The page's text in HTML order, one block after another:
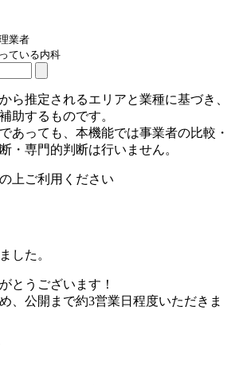
業者
ている内科
ら推定されるエリアと業種に基づき、
助するものです。
あっても、本機能では事業者の比較・
・専門的判断は行いません。
上ご利用ください
した。
とうございます！
、公開まで約3営業日程度いただきま